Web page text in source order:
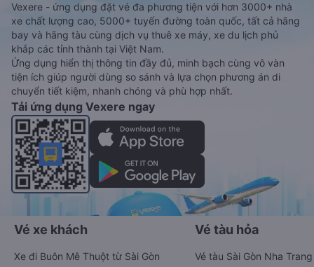
Vexere - ứng dụng đặt vé đa phương tiện với hơn 3000+ nhà
xe chất lượng cao, 5000+ tuyến đường toàn quốc, tất cả hãng
bay và hãng tàu cùng dịch vụ thuê xe máy, xe du lịch phủ
khắp các tỉnh thành tại Việt Nam.
Ứng dụng hiển thị thông tin đầy đủ, minh bạch cùng vô vàn
tiện ích giúp người dùng so sánh và lựa chọn phương án di
chuyển tiết kiệm, nhanh chóng và phù hợp nhất.
Tải ứng dụng Vexere ngay
Vé xe khách
Xe đi Buôn Mê Thuột từ Sài Gòn
Vé tàu hỏa
Vé tàu Sài Gòn Nha Trang